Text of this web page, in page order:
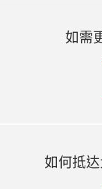
如需
如何抵